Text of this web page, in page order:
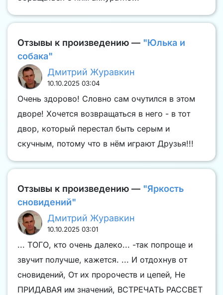
Отзывы к произведению — "Юлька и
собака"
Дмитрий Журавкин
10.10.2025 03:04
Очень здорово! Словно сам очутился в этом
дворе! Хочется возвращаться в него - в тот
двор, который перестал быть серым и
скучным, потому что в нём играют Друзья!!!
Отзывы к произведению — "Яркость
сновидений"
Дмитрий Журавкин
10.10.2025 03:01
... ТОГО, кто очень далеко... -так попроще и
звучит получше, кажется. ... И отдохнув от
сновидений, От их пророчеств и цепей, Не
ПРИДАВАЯ им значений, ВСТРЕЧАТЬ РАССВЕТ